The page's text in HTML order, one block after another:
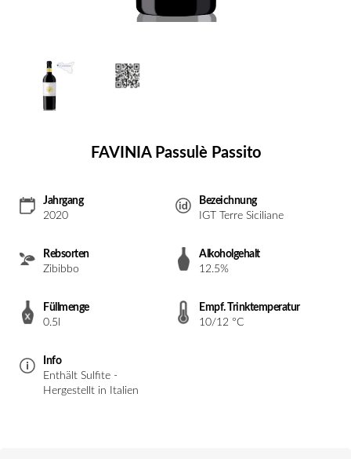
FAVINIA Passulè Passito
Jahrgang
2020
Bezeichnung
IGT Terre Siciliane
Rebsorten
Zibibbo
Alkoholgehalt
12.5%
Füllmenge
0.5l
Empf. Trinktemperatur
10/12 °C
Info
Enthält Sulfite -
Hergestellt in Italien